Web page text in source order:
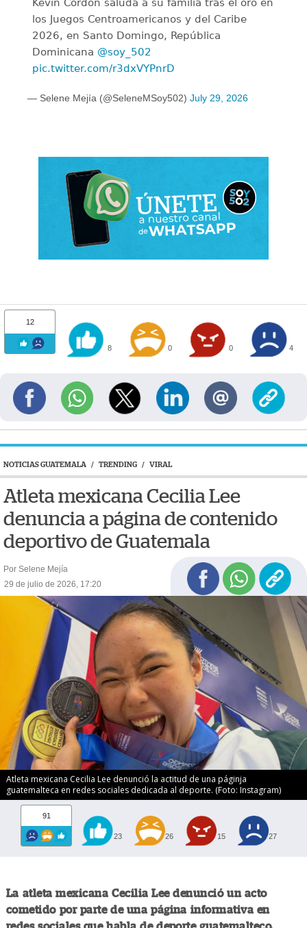
Kevin Cordón saluda a su familia tras el oro en
los Juegos Centroamericanos y del Caribe
2026, en Santo Domingo, República
Dominicana @soy_502
pic.twitter.com/r3dxVYPnrD
— Selene Mejía (@SeleneMSoy502) July 29, 2026
12
8 0 0 4
NOTICIAS GUATEMALA / TRENDING / VIRAL
Atleta mexicana Cecilia Lee
denuncia a página de contenido
deportivo de Guatemala
Por Selene Mejía
29 de julio de 2026, 17:20
Atleta mexicana Cecilia Lee denunció la actitud de una páginja
guatemalteca en redes sociales dedicada al deporte. (Foto: Instagram)
91
23 26 15 27
La atleta mexicana Cecilia Lee denunció un acto
cometido por parte de una página informativa en